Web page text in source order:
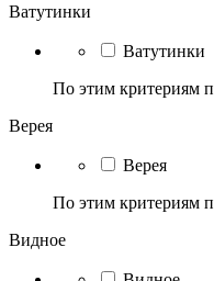
Ватутинки
Ватутинки
По этим критериям
Верея
Верея
По этим критериям
Видное